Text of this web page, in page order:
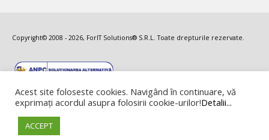
Copyright© 2008 - 2026, ForIT Solutions® S.R.L. Toate drepturile rezervate.
Acest site foloseste cookies. Navigând în continuare, vă
exprimați acordul asupra folosirii cookie-urilor!Detalii...
ACCEPT